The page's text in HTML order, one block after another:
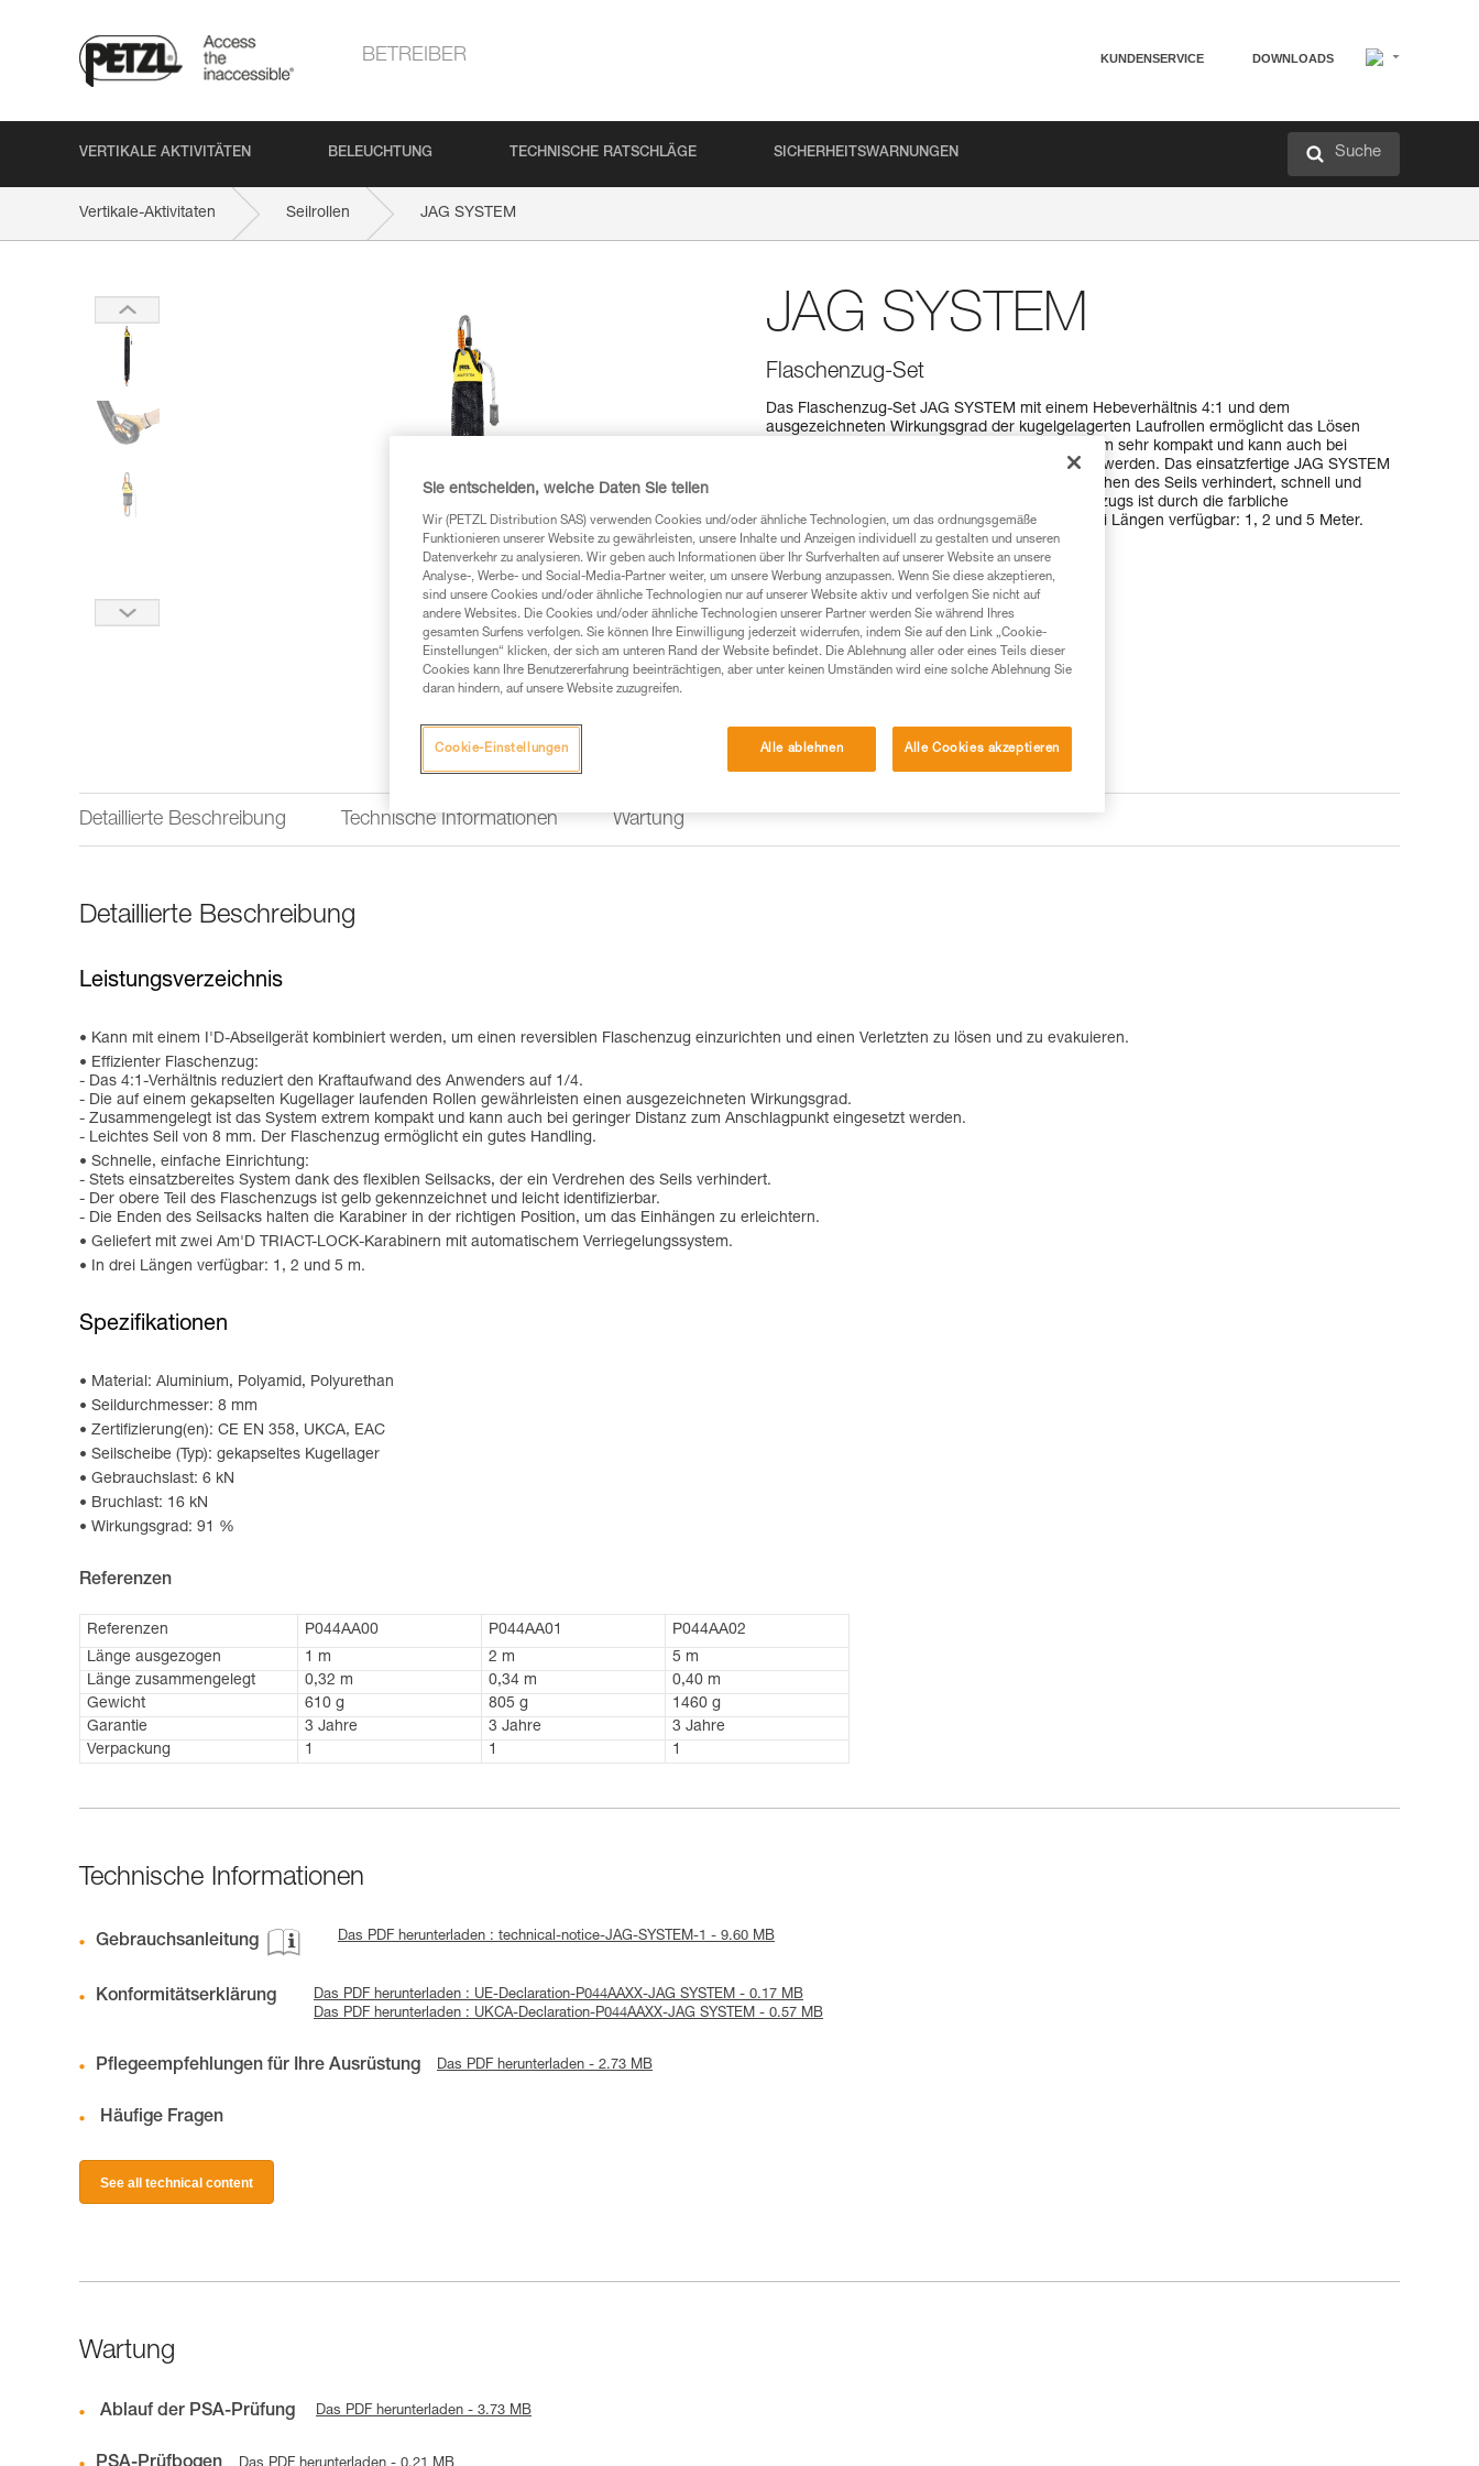
BETREIBER KUNDENSERVICE DOWNLOADS
VERTIKALE AKTIVITÄTEN BELEUCHTUNG TECHNISCHE RATSCHLÄGE SICHERHEITSWARNUNGEN Suche
Vertikale-Aktivitaten Seilrollen JAG SYSTEM
JAG SYSTEM
Flaschenzug-Set
Das Flaschenzug-Set JAG SYSTEM mit einem Hebeverhältnis 4:1 und dem
ausgezeichneten Wirkungsgrad der kugelgelagerten Laufrollen ermöglicht das Lösen
eines Verletzten. Zusammengelegt ist das System sehr kompakt und kann auch bei
geringer Distanz zum Anschlagpunkt eingesetzt werden. Das einsatzfertige JAG SYSTEM
lässt sich dank der flexiblen Hülle, die ein Verdrehen des Seils verhindert, schnell und
einfach installieren. Der obere Teil des Flaschenzugs ist durch die farbliche
Kennzeichnung leicht identifizierbar. Es ist in drei Längen verfügbar: 1, 2 und 5 Meter.
Einen Händler finden
Detaillierte Beschreibung Technische Informationen Wartung
Detaillierte Beschreibung
Leistungsverzeichnis
Kann mit einem I'D-Abseilgerät kombiniert werden, um einen reversiblen Flaschenzug einzurichten und einen Verletzten zu lösen und zu evakuieren.
Effizienter Flaschenzug:
- Das 4:1-Verhältnis reduziert den Kraftaufwand des Anwenders auf 1/4.
- Die auf einem gekapselten Kugellager laufenden Rollen gewährleisten einen ausgezeichneten Wirkungsgrad.
- Zusammengelegt ist das System extrem kompakt und kann auch bei geringer Distanz zum Anschlagpunkt eingesetzt werden.
- Leichtes Seil von 8 mm. Der Flaschenzug ermöglicht ein gutes Handling.
Schnelle, einfache Einrichtung:
- Stets einsatzbereites System dank des flexiblen Seilsacks, der ein Verdrehen des Seils verhindert.
- Der obere Teil des Flaschenzugs ist gelb gekennzeichnet und leicht identifizierbar.
- Die Enden des Seilsacks halten die Karabiner in der richtigen Position, um das Einhängen zu erleichtern.
Geliefert mit zwei Am'D TRIACT-LOCK-Karabinern mit automatischem Verriegelungssystem.
In drei Längen verfügbar: 1, 2 und 5 m.
Spezifikationen
Material: Aluminium, Polyamid, Polyurethan
Seildurchmesser: 8 mm
Zertifizierung(en): CE EN 358, UKCA, EAC
Seilscheibe (Typ): gekapseltes Kugellager
Gebrauchslast: 6 kN
Bruchlast: 16 kN
Wirkungsgrad: 91 %
Referenzen
Referenzen P044AA00 P044AA01
P044AA02
Länge ausgezogen
1 m 2 m
5 m
Länge zusammengelegt
0,32 m 0,34 m
0,40 m
Gewicht
610 g 805 g
1460 g
Garantie
3 Jahre 3 Jahre
3 Jahre
Verpackung
1 1 1
Technische Informationen
Gebrauchsanleitung Das PDF herunterladen : technical-notice-JAG-SYSTEM-1 - 9.60 MB
Konformitätserklärung
Das PDF herunterladen : UE-Declaration-P044AAXX-JAG SYSTEM - 0.17 MB
Das PDF herunterladen : UKCA-Declaration-P044AAXX-JAG SYSTEM - 0.57 MB
Pflegeempfehlungen für Ihre Ausrüstung Das PDF herunterladen - 2.73 MB
Häufige Fragen
See all technical content
Wartung
Ablauf der PSA-Prüfung Das PDF herunterladen - 3.73 MB
Sie entscheiden, welche Daten Sie teilen
Wir (PETZL Distribution SAS) verwenden Cookies und/oder ähnliche Technologien, um das ordnungsgemäße
Funktionieren unserer Website zu gewährleisten, unsere Inhalte und Anzeigen individuell zu gestalten und unseren
Datenverkehr zu analysieren. Wir geben auch Informationen über Ihr Surfverhalten auf unserer Website an unsere
Analyse-, Werbe- und Social-Media-Partner weiter, um unsere Werbung anzupassen. Wenn Sie diese akzeptieren,
sind unsere Cookies und/oder ähnliche Technologien nur auf unserer Website aktiv und verfolgen Sie nicht auf
andere Websites. Die Cookies und/oder ähnliche Technologien unserer Partner werden Sie während Ihres
gesamten Surfens verfolgen. Sie können Ihre Einwilligung jederzeit widerrufen, indem Sie auf den Link „Cookie-
Einstellungen“ klicken, der sich am unteren Rand der Website befindet. Die Ablehnung aller oder eines Teils dieser
Cookies kann Ihre Benutzererfahrung beeinträchtigen, aber unter keinen Umständen wird eine solche Ablehnung Sie
daran hindern, auf unsere Website zuzugreifen.
Alle ablehnen Alle Cookies akzeptieren
Cookie-Einstellungen